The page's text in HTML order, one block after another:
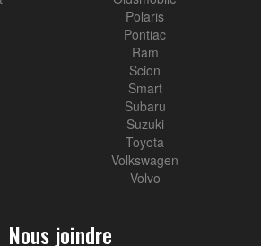
Polaris
Pontiac
Ram
Scion
Smart
Subaru
Suzuki
Toyota
Volkswagen
Volvo
Nous joindre